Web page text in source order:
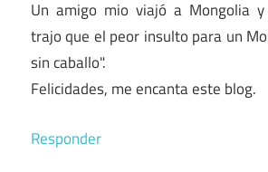
Un amigo mio viajó a Mongolia
trajo que el peor insulto para un
sin caballo".
Felicidades, me encanta este blog.
Responder